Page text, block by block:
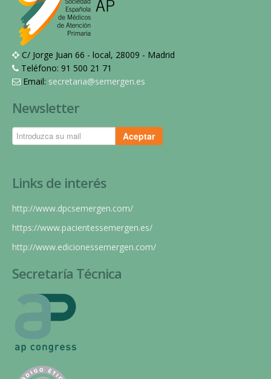
C/ Jorge Juan 66 - local, 28009 - Madrid
Teléfono: 91 500 21 71
Email: secretaria@semergen.es
Newsletter
Aceptar
Links de interés
http://www.dpcsemergen.com/
https://www.pacientessemergen.es/
http://www.edicionessemergen.com/
Secretaría Técnica